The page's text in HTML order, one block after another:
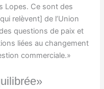
Lopes. Ce sont des
relèvent] de l’Union
questions de paix et
liées au changement
commerciale.»